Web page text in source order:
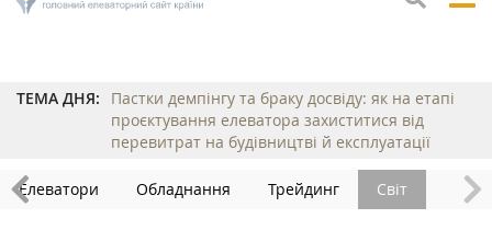
ТЕМА ДНЯ:
Пастки демпінгу та браку досвіду: як на етапі
проєктування елеватора захиститися від
перевитрат на будівництві й експлуатації
Елеватори Обладнання Трейдинг Світ